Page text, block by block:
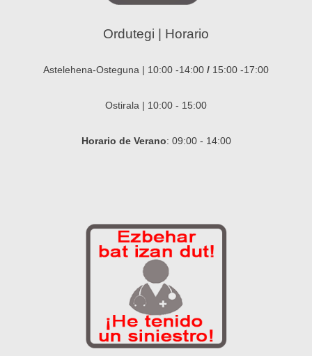
Ordutegi | Horario
Astelehena-Osteguna | 10:00 -14:00 / 15:00 -17:00
Ostirala | 10:00 - 15:00
Horario de Verano: 09:00 - 14:00